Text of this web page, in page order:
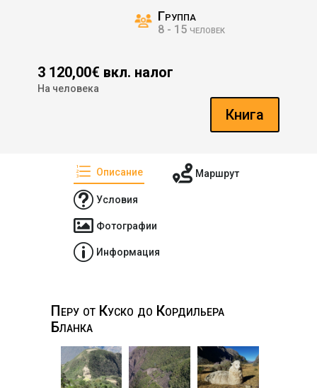
Группа
8 - 15 человек
3 120,00€ вкл. налог
На человека
Книга
Перу от Куско до Кордильера
Бланка
e Описание  Маршрут
t Условия
 Фотографии
p Информация